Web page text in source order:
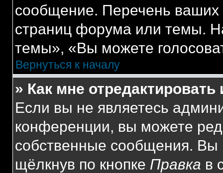
сообщение. Перечень ваших
страниц форума или темы.
темы», «Вы можете
Вернуться к началу
» Как мне
Если вы не являетесь
конференции, вы можете
собственные сообщения. Вы
щёлкнув по кнопке Правка в